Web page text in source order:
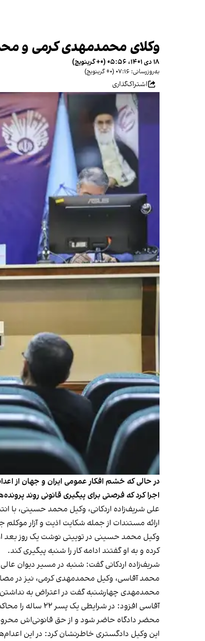
وکلای محمدمهدی کرمی و
۱۸ دی ۱۴۰۱، ۰۵:۵۶ (‎+۰ گرینویچ)
به‌روزرسانی: ۰۷:۱۶ (‎+۰ گرینویچ)
اشتراک‌گذاری
در حالی که خشم افکار عمومی ایران و جهان از
اجرا کرد که فرصتی برای پیگیری قانونی روند
علی شریف‌زاده اردکانی، وکیل محمد حسینی، با
ارائه مستندات از جمله شکایت اذیت و آزار
وکیل محمد حسینی در توییتی نوشت یک روز بعد
کرده و به او گفتند ادامه کار را شنبه پیگیری کند.
شریف‌زاده اردکانی گفت: شنبه در مسیر دیوان
محمد آقاسی، وکیل محمدمهدی کرمی، نیز در
محمدمهدی چهارشنبه گفت در اعتراض به نداشتن
آقاسی افزود:
محضر دادگاه حاضر شود و از حق قانونی‌اش
این وکیل دادگستری خاطرنشان کرد: در این